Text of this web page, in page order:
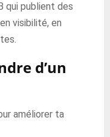
qui publient des
visibilité, en
d’un
améliorer ta